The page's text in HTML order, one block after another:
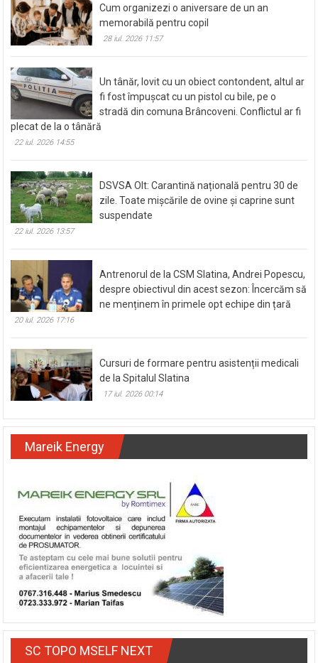
Cum organizezi o aniversare de un an
Un tânăr, lovit cu un obiect contondent, altul ar
fi fost împușcat cu un pistol cu bile, pe o
22 iul. 2026 14:55
DSVSA Olt: Carantină națională pentru 30 de
22 iul. 2026 13:57
Antrenorul de la CSM Slatina, Andrei Popescu,
20 iul. 2026 17:16
Cursuri de formare pentru asistenții medicali